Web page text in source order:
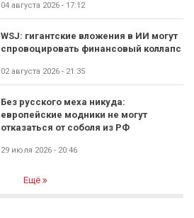
04 августа 2026 - 17:12
WSJ: гигантские вложения в ИИ могут
спровоцировать финансовый коллапс
02 августа 2026 - 21:35
Без русского меха никуда:
европейские модники не могут
отказаться от соболя из РФ
29 июля 2026 - 20:46
Ещё